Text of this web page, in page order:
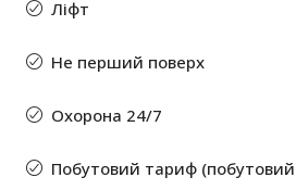
Ліфт
Не перший поверх
Охорона 24/7
Побутовий тариф